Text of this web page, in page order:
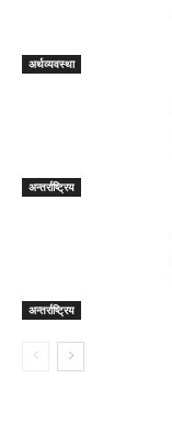
अर्थव्यवस्था
अन्तर्राष्ट्रिय
अन्तर्राष्ट्रिय